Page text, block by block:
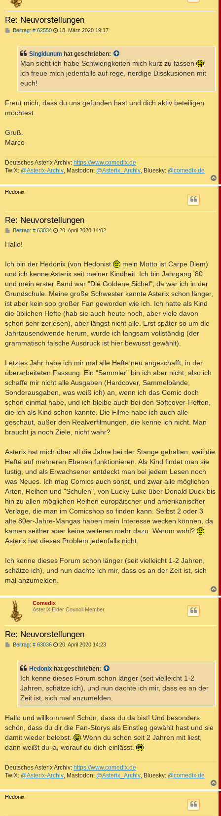
Re: Neuvorstellungen
Beitrag: # 62550B
r
a
18. März 2020 19:17
Singidunum hat geschrieben:
Man sieht ich habe Schwierigkeiten mich kurz zu fassen
ich freue mich jedenfalls auf rege, nerdige Disskusionen mit
euch!
Freut mich, dass du uns gefunden hast und dich aktiv beteiligen
möchtest.
Gruß.
Marco
Deutsches Asterix Archiv: https://www.comedix.de
TwiX: @Asterix-Archiv, Mastodon: @Asterix_Archiv, Bluesky: @comedix.de
a
Hedonix
Re: Neuvorstellungen
Beitrag: # 63034B
a
g
20. April 2020 14:02
Hallo!
Ich bin der Hedonix (von Hedonist
mein Motto ist Carpe Diem)
und ich kenne Asterix seit meiner Kindheit. Ich bin Jahrgang '80
und mein erster Band war "Die Goldene Sichel", da war ich in der
Grundschule. Meine große Schwester kannte Asterix schon länger,
ist aber kein soo großer Fan geworden wie ich. Ich hatte als Kind
die üblichen Hefte (hab sie auch heute noch, aber viele davon
schon sehr zerlesen), aber längst nicht alle. Erst später so um die
Jahrtausendwende herum, wurde ich langsam vollständig (der
grammatisch falsche Ausdruck ist hier bewusst gewählt).
Letztes Jahr habe ich mir mal alle Hefte neu angeschafft, in der
überarbeiteten Fassung. Ein "Sammler" bin ich aber nicht, also ich
schaffe mir nicht alle Ausgaben (Hardcover, Sammelbände,
Sonderausgaben, was weiß ich) an, wenn ich das Comic doch
schon einmal habe, und ich bleibe auch bei den Softcover-Heften,
die ich als Kind schon kannte. Die Filme habe ich auch alle
geschaut, außer den Realverfilmungen, die kenne ich nicht. Man
braucht ja noch Ziele, nicht wahr?
Asterix hat mich über all die Jahre bei der Stange gehalten, weil die
Hefte auf mehreren Ebenen funktionieren. Als Kind findet man sie
lustig, und als Erwachsener entdeckt man bei jedem Lesen noch
was Neues. Ich mag Comics auch sonst, und zwar alle möglichen
Arten, Reihen und "Schulen", von Lucky Luke über Donald Duck bis
hin zu allen möglichen Reihen europäischer und amerikanischer
Verlage, die man im Comicshop so finden kann. Selbst 2 oder 3
alte 80er-Jahre-Mangas haben mein Interesse wecken können, da
kamen seither aber keine weiteren mehr dazu. Warum wohl?
Asterix hat dieses Problem jedenfalls nicht.
Ich kenne dieses Forum schon länger (seit vielleicht 1-2 Jahren,
schätze ich), und nun dachte ich mir, dass es an der Zeit ist, sich
mal anzumelden.
a
Comedix
AsterIX Elder Council Member
Re: Neuvorstellungen
Beitrag: # 63036B
r
a
20. April 2020 14:23
Hedonix hat geschrieben:
Ich kenne dieses Forum schon länger (seit vielleicht 1-2
Jahren, schätze ich), und nun dachte ich mir, dass es an der
Zeit ist, sich mal anzumelden.
Hallo und willkommen! Schön, dass du da bist! Und besonders
schön, dass du dir die Fan-Storys als Einstieg gewählt hast und sie
damit wieder belebst.
Wenn du schon seit 2 Jahren mit liest,
dann weißt du ja, worauf du dich einlässt.
Deutsches Asterix Archiv: https://www.comedix.de
TwiX: @Asterix-Archiv , Mastodon: @Asterix_Archiv , Bluesky: @comedix.de
a
Hedonix